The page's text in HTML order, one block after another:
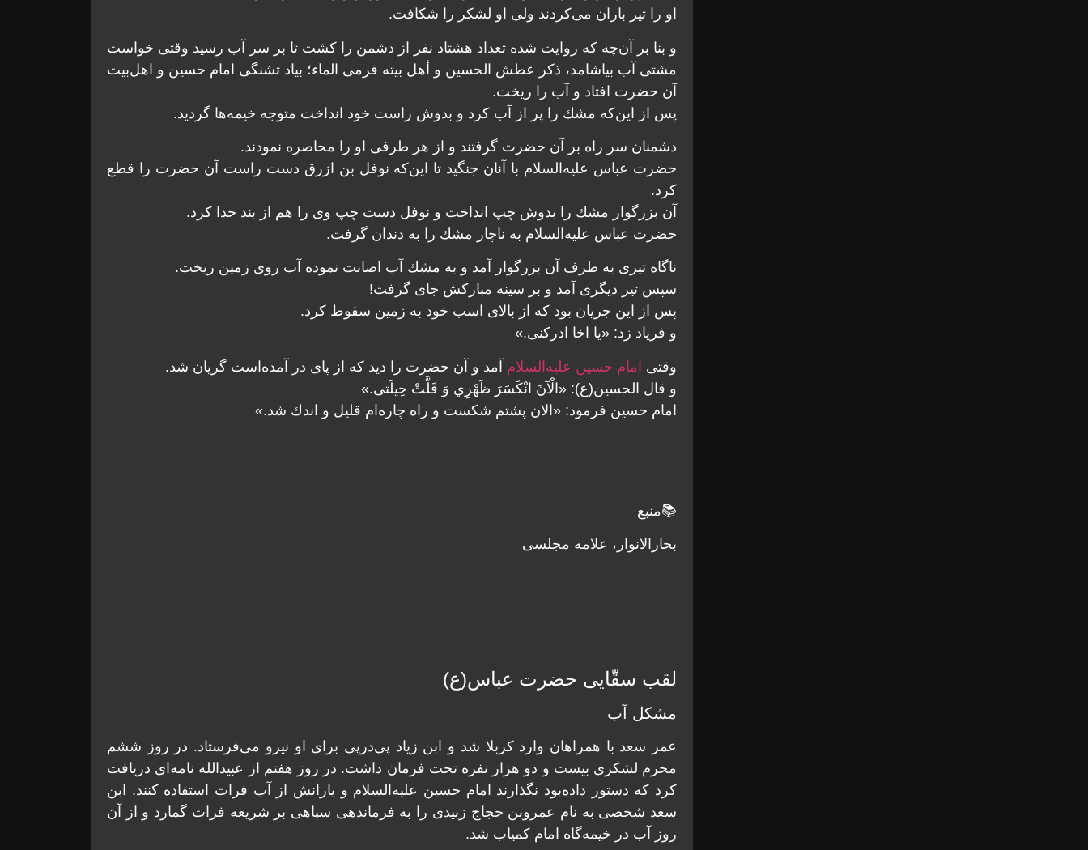
او را تير باران می‌کردند ولى او لشكر را شكافت.
و بنا بر آن‌چه كه روايت شده تعداد هشتاد نفر از دشمن را كشت تا بر سر آب رسيد وقتى خواست
مشتى آب بياشامد، ذكر عطش الحسين و أهل بيته فرمى الماء؛ بياد تشنگى امام حسين و اهل‌بيت
آن حضرت افتاد و آب را ريخت.
پس از اين‌كه مشك را پر از آب كرد و بدوش راست خود انداخت متوجه خيمه‌‏ها گرديد.
دشمنان سر راه بر آن حضرت گرفتند و از هر طرفى او را محاصره نمودند.
حضرت عباس عليه‌السلام با آنان جنگید تا اين‌كه نوفل بن ازرق دست راست آن حضرت را قطع
كرد.
آن بزرگوار مشك را بدوش چپ انداخت و نوفل دست چپ وى را هم از بند جدا كرد.
حضرت عباس عليه‌السلام به ناچار مشك را به دندان گرفت.
ناگاه تيرى به طرف آن بزرگوار آمد و به مشك آب اصابت نموده آب روى زمين ريخت.
سپس تير ديگرى آمد و بر سينه مباركش جاى گرفت!
پس از اين جريان بود كه از بالاى اسب خود به زمين سقوط كرد.
و فرياد زد: «يا اخا ادركنى.»
وقتى امام حسين عليه‌السلام آمد و آن حضرت را ديد كه از پاى در آمده‌است گريان شد.
و قال الحسين(ع): «الْآنَ انْكَسَرَ ظَهْرِي وَ قَلَّتْ حِيلَتی.»
امام حسين فرمود: «الان پشتم شكست و راه چاره‌‏ام قليل و اندك شد.»
📚منبع
بحارالانوار، علامه مجلسی
لقب سقّایی حضرت عباس(ع)
مشکل آب
عمر سعد با همراهان وارد کربلا شد و ابن زیاد پی‌درپی برای او نیرو می‌فرستاد. در روز ششم
محرم لشکری بیست و دو هزار نفره تحت فرمان داشت. در روز هفتم از عبیدالله نامه‌ای دریافت
کرد که دستور داده‌بود نگذارند امام حسین علیه‌السلام و یارانش از آب فرات استفاده کنند‌. ابن
سعد شخصی به نام عمروبن حجاج زبیدی را به فرماندهی سپاهی بر شریعه فرات گمارد و از آن
روز آب در خیمه‌گاه امام کمیاب شد.